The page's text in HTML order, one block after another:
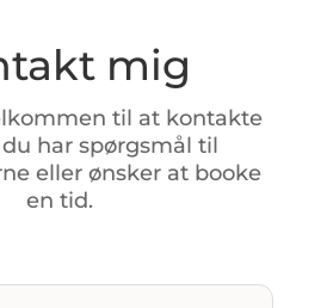
mig
til at kontakte
du harspørgsmåltil
ellerønsker at booke
en tid.